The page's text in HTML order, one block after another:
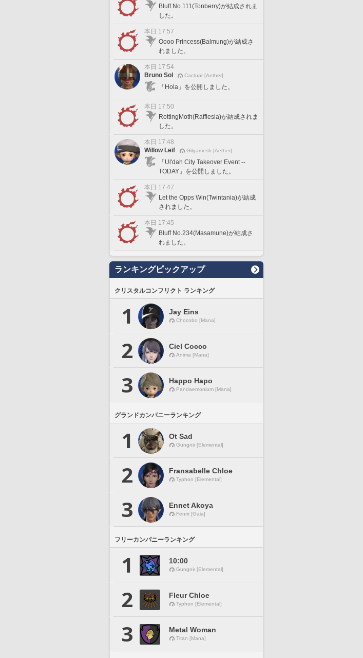
Bluff No.111(Tonberry)が結成されま
した。
本日 17:57
Oooo Princess(Balmung)が結成さ
れました。
本日 17:54
Bruno Sol
Cactuar [Aether]
「Hola」を公開しました。
本日 17:50
RottingMoth(Rafflesia)が結成されま
した。
本日 17:48
Willow Leif
Gilgamesh [Aether]
「Ul'dah City Takeover Event --
TODAY」を公開しました。
本日 17:47
Let the Opps Win(Twintania)が結成
されました。
本日 17:45
Bluff No.234(Masamune)が結成さ
れました。
ランキングピックアップ
クリスタルコンフリクト ランキング
1 Jay Eins
Chocobo [Mana]
2 Ciel Cocco
Anima [Mana]
3 Happo Hapo
Pandaemonium [Mana]
グランドカンパニーランキング
1 Ot Sad
Gungnir [Elemental]
2 Fransabelle Chloe
Typhon [Elemental]
3 Ennet Akoya
Fenrir [Gaia]
フリーカンパニーランキング
1 10:00
Gungnir [Elemental]
2 Fleur Chloe
Typhon [Elemental]
3 Metal Woman
Titan [Mana]